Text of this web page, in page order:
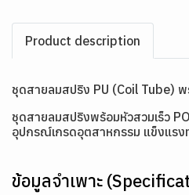
Product description
ชุดสายลมสปริง PU (Coil Tube)
ชุดสายลมสปริงพร้อมหัวสวมเร็ว
อุปกรณ์เกรดอุตสาหกรรม แข็งแร
ข้อมูลจำเพาะ